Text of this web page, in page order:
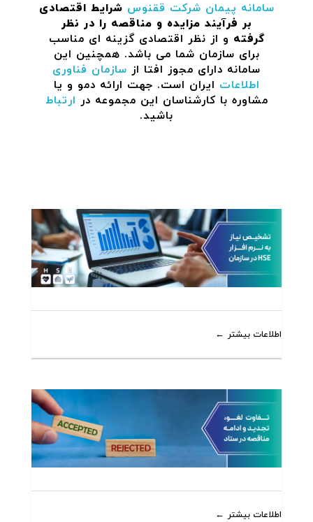
سامانه پیمان شرکت ققنوس شرایط اقتصادی
بر فرآیند مزایده و مناقصه را در نظر
گرفته و از نظر اقتصادی گزینه ای مناسب
برای سازمان شما می باشد. همچنین این
سامانه دارای مجوز افتا از سازمان فناوری
اطلاعات ایران است. جهت ارائه دمو و یا
مشاوره با کارشناسان این مجموعه در ارتباط
باشید.
اطلاعات بیشتر
اطلاعات بیشتر